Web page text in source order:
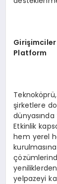
Girişimciler
Platform
şirketlere
Etkinlik
hem yerel
yelpazeyi